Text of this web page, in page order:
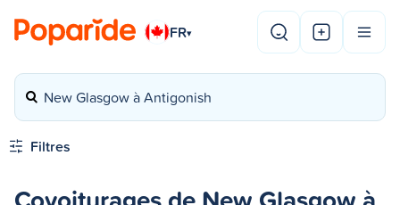
FR▾
New Glasgow à Antigonish
Filtres